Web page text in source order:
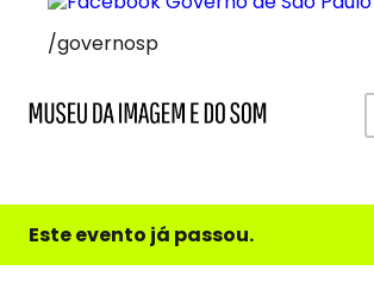
/governosp
e
do
Este evento já passou.